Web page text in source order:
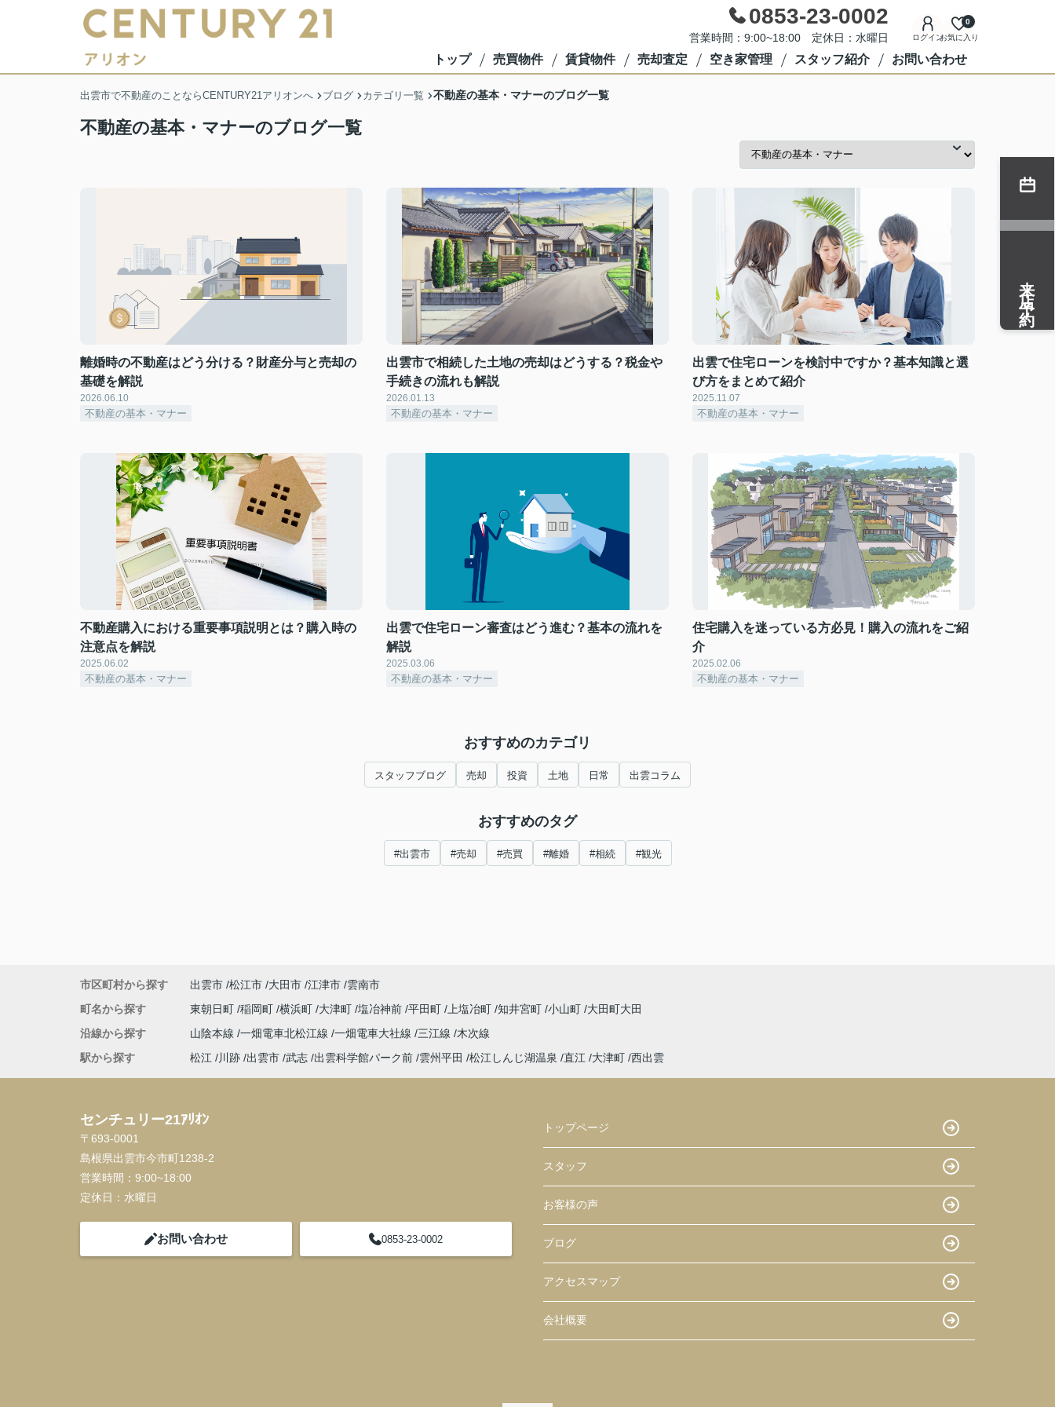
0853-23-0002
営業時間：9:00~18:00 定休日：水曜日 ログインお気に入り
0
トップ 売買物件 賃貸物件 売却査定 空き家管理 スタッフ紹介 お問い合わせ
出雲市で不動産のことならCENTURY21アリオンへ ブログ カテゴリ一覧 不動産の基本・マナーのブログ一覧
不動産の基本・マナーのブログ一覧
離婚時の不動産はどう分ける？財産分与と売却の
基礎を解説
2026.06.10
不動産の基本・マナー
出雲市で相続した土地の売却はどうする？税金や
手続きの流れも解説
2026.01.13
不動産の基本・マナー
出雲で住宅ローンを検討中ですか？基本知識と選
び方をまとめて紹介
2025.11.07
不動産の基本・マナー
不動産購入における重要事項説明とは？購入時の
注意点を解説
2025.06.02
不動産の基本・マナー
出雲で住宅ローン審査はどう進む？基本の流れを
解説
2025.03.06
不動産の基本・マナー
住宅購入を迷っている方必見！購入の流れをご紹
介
2025.02.06
不動産の基本・マナー
おすすめのカテゴリ
スタッフブログ 売却 投資 土地 日常 出雲コラム
おすすめのタグ
#出雲市 #売却 #売買 #離婚 #相続 #観光
来店予約
市区町村から探す 出雲市 松江市 大田市 江津市 雲南市
町名から探す
東朝日町 稲岡町 横浜町 大津町 塩冶神前 平田町 上塩冶町 知井宮町 小山町 大田町大田
沿線から探す
山陰本線 一畑電車北松江線 一畑電車大社線 三江線
木次線
駅から探す
松江 川跡 出雲市 武志 出雲科学館パーク前 雲州平田 松江しんじ湖温泉 直江 大津町 西出雲
センチュリー21ｱﾘｵﾝ
〒693-0001
島根県出雲市今市町1238-2
営業時間： 9:00~18:00
定休日： 水曜日
お問い合わせ 0853-23-0002
トップページ
スタッフ
お客様の声
ブログ
アクセスマップ
会社概要